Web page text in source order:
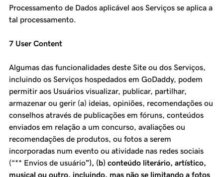
Processamento de Dados aplicável aos Serviços se aplica a
tal processamento.
7 User Content
Algumas das funcionalidades deste Site ou dos Serviços,
incluindo os Serviços hospedados em GoDaddy, podem
permitir aos Usuários visualizar, publicar, partilhar,
armazenar ou gerir (a) ideias, opiniões, recomendações ou
conselhos através de publicações em fóruns, conteúdos
enviados em relação a um concurso, avaliações ou
recomendações de produtos, ou fotos a serem
incorporadas num evento ou atividade nas redes sociais
(“** Envios de usuário”), (b) conteúdo literário, artístico,
musical ou outro, incluindo, mas não se limitando a fotos